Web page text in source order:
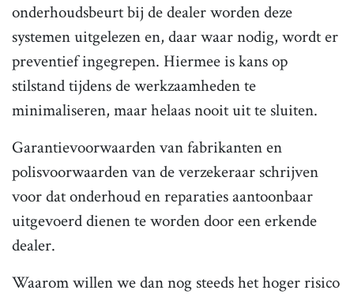
onderhoudsbeurt bij de dealer worden deze
systemen uitgelezen en, daar waar nodig, wordt er
preventief ingegrepen. Hiermee is kans op
stilstand tijdens de werkzaamheden te
minimaliseren, maar helaas nooit uit te sluiten.
Garantievoorwaarden van fabrikanten en
polisvoorwaarden van de verzekeraar schrijven
voor dat onderhoud en reparaties aantoonbaar
uitgevoerd dienen te worden door een erkende
dealer.
Waarom willen we dan nog steeds het hoger risico